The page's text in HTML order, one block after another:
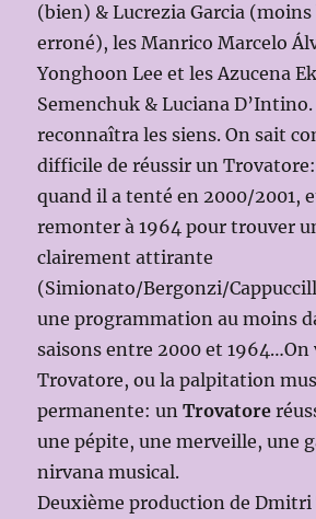
(bien) & Lucrezia Garcia
erroné), les Manrico Marcelo
Yonghoon Lee et les Azucena
Semenchuk & Luciana
reconnaîtra les siens. On sait
difficile de réussir un
quand il a tenté en 2000/2001,
remonter à 1964 pour trouver
clairement attirante
(Simionato/Bergonzi/
une programmation au moins
saisons entre 2000 et
Trovatore, ou la palpitation
permanente: unTrovatore
une pépite, une merveille, une
nirvana musical.
Deuxième production de